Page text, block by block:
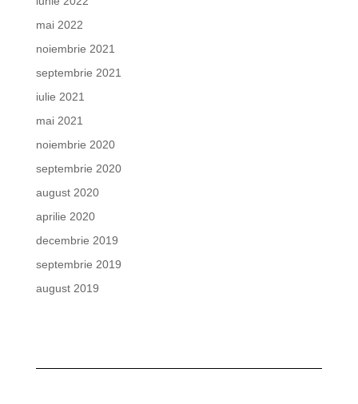
mai 2022
noiembrie 2021
septembrie 2021
iulie 2021
mai 2021
noiembrie 2020
septembrie 2020
august 2020
aprilie 2020
decembrie 2019
septembrie 2019
august 2019